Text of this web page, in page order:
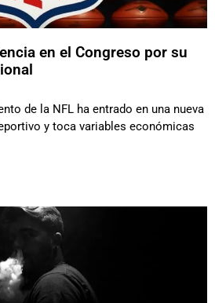
en el Congreso por su
de la NFL ha entrado en una nueva
y toca variables económicas